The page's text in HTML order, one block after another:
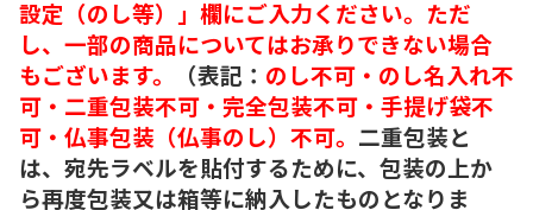
設定（のし等）」欄にご入力ください。ただ
し、一部の商品についてはお承りできない場合
もございます。
（表記： のし不可・のし名入れ不
可・二重包装不可・完全包装不可・手提げ袋不
可・仏事包装（仏事のし）不可。 二重包装と
は、宛先ラベルを貼付するために、包装の上か
ら再度包装又は箱等に納入したものとなりま